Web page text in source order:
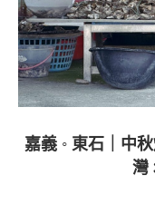
嘉義 ◦ 東石｜中
灣